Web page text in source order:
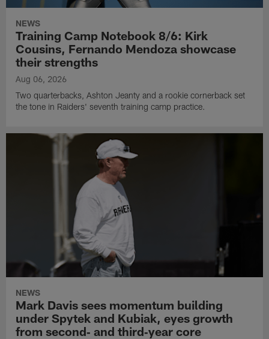
NEWS
Training Camp Notebook 8/6: Kirk
Cousins, Fernando Mendoza showcase
their strengths
Aug 06, 2026
Two quarterbacks, Ashton Jeanty and a rookie cornerback set
the tone in Raiders' seventh training camp practice.
NEWS
Mark Davis sees momentum building
under Spytek and Kubiak, eyes growth
from second‑ and third‑year core